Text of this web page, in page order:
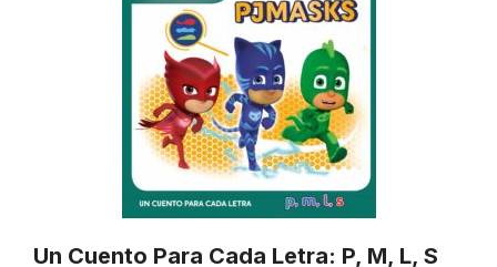
Un Cuento Para Cada Letra: P, M, L, S